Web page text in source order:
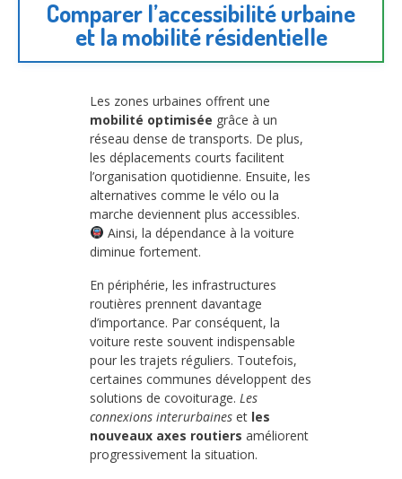
Comparer l’accessibilité urbaine
et la mobilité résidentielle
Les zones urbaines offrent une
mobilité optimisée grâce à un
réseau dense de transports. De plus,
les déplacements courts facilitent
l’organisation quotidienne. Ensuite, les
alternatives comme le vélo ou la
marche deviennent plus accessibles.
Ainsi, la dépendance à la voiture
diminue fortement.
En périphérie, les infrastructures
routières prennent davantage
d’importance. Par conséquent, la
voiture reste souvent indispensable
pour les trajets réguliers. Toutefois,
certaines communes développent des
solutions de covoiturage. Les
connexions interurbaines et les
nouveaux axes routiers améliorent
progressivement la situation.